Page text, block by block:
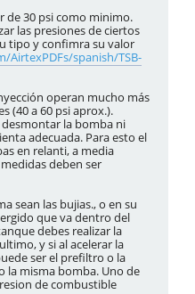
de 30 psi como minimo.
las presiones de ciertos
tipo y confimra su valor
spanish/TSB-
operan mucho más
(40 a 60 psi aprox.).
desmontar la bomba ni
adecuada. Para esto el
en relanti, a media
deben ser
sean las bujias., o en su
que va dentro del
debes realizar la
y si al acelerar la
ser el prefiltro o la
la misma bomba. Uno de
de combustible